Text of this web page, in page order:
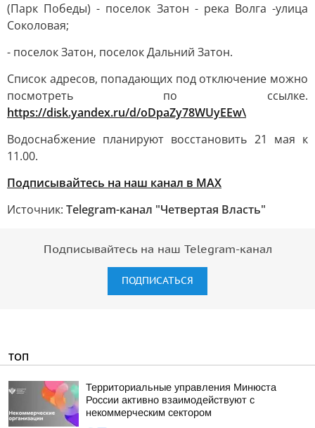
(Парк Победы) - поселок Затон - река Волга -улица
Соколовая;
- поселок Затон, поселок Дальний Затон.
Список адресов, попадающих под отключение можно
посмотреть по ссылке.
https://disk.yandex.ru/d/oDpaZy78WUyEEw\
Водоснабжение планируют восстановить 21 мая к
11.00.
Подписывайтесь на наш канал в MAX
Источник: Telegram-канал "Четвертая Власть"
Подписывайтесь на наш Telegram-канал
ПОДПИСАТЬСЯ
ТОП
Территориальные управления Минюста
России активно взаимодействуют с
некоммерческим сектором